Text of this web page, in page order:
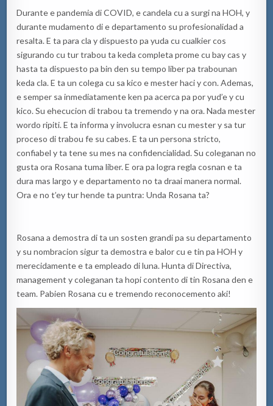
Durante e pandemia di COVID, e candela cu a surgi na HOH, y
durante mudamento di e departamento su profesionalidad a
resalta. E ta para cla y dispuesto pa yuda cu cualkier cos
sigurando cu tur trabou ta keda completa prome cu bay cas y
hasta ta dispuesto pa bin den su tempo liber pa trabounan
keda cla. E ta un colega cu sa kico e mester haci y con. Ademas,
e semper sa inmediatamente ken pa acerca pa por yud’e y cu
kico. Su ehecucion di trabou ta tremendo y na ora. Nada mester
wordo ripiti. E ta informa y involucra esnan cu mester y sa tur
proceso di trabou fe su cabes. E ta un persona stricto,
confiabel y ta tene su mes na confidencialidad. Su coleganan no
gusta ora Rosana tuma liber. E ora pa logra regla cosnan e ta
dura mas largo y e departamento no ta draai manera normal.
Ora e no t’ey tur hende ta puntra: Unda Rosana ta?
Rosana a demostra di ta un sosten grandi pa su departamento
y su nombracion sigur ta demostra e balor cu e tin pa HOH y
merecidamente e ta empleado di luna. Hunta di Directiva,
management y coleganan ta hopi contento di tin Rosana den e
team. Pabien Rosana cu e tremendo reconocemento aki!